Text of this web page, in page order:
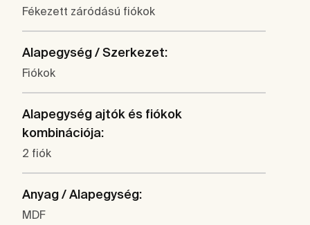
Fékezett záródású fiókok
Alapegység / Szerkezet:
Fiókok
Alapegység ajtók és fiókok
kombinációja:
2 fiók
Anyag / Alapegység:
MDF